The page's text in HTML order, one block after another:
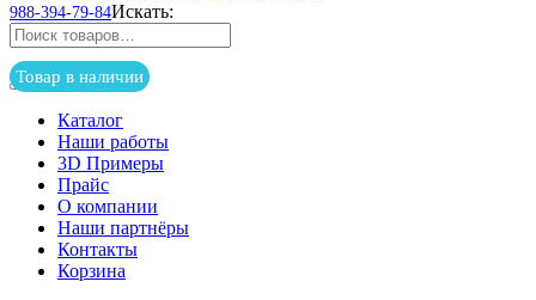
988-394-79-84Искать:
Товар в наличии
Каталог
Наши работы
3D Примеры
Прайс
О компании
Наши партнёры
Контакты
Корзина